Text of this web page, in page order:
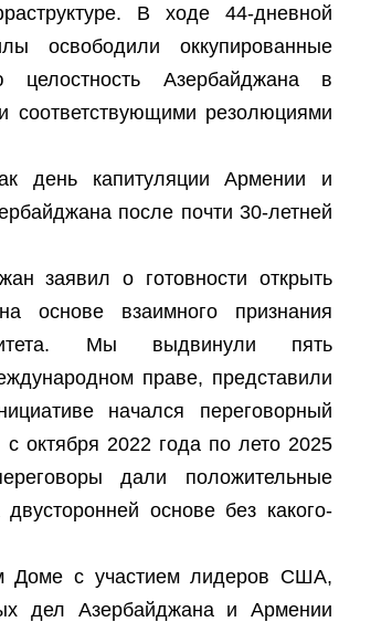
В ходе 44-дневной
освободили оккупированные
целостность Азербайджана в
соответствующими резолюциями
день капитуляции Армении и
после почти 30-летней
заявил о готовности открыть
основе взаимного признания
Мы выдвинули пять
праве, представили
начался переговорный
октября 2022 года по лето 2025
дали положительные
основе без какого-
Доме с участием лидеров США,
дел Азербайджана и Армении